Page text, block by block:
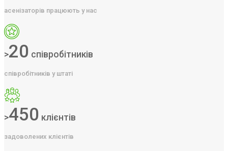
асенізаторів працюють у нас
>20 співробітників
співробітників у штаті
>450 клієнтів
задоволених клієнтів